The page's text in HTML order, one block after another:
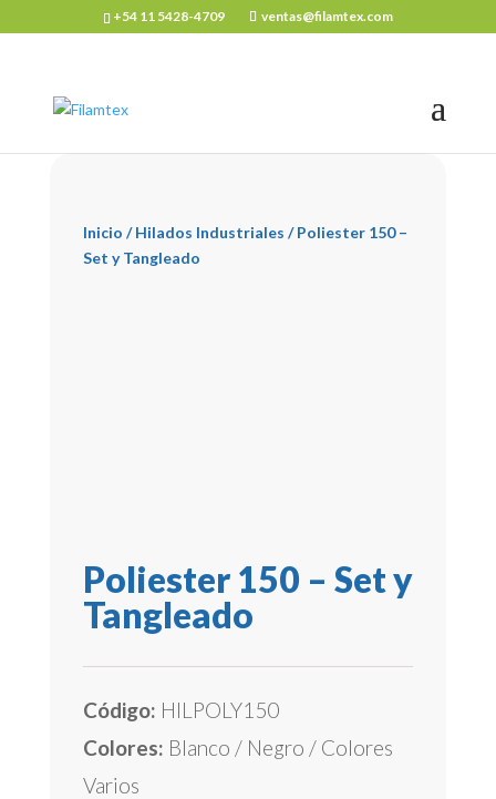
+54 11 5428-4709 ventas@filamtex.com
Inicio /Hilados Industriales / Poliester 150 –
Set y Tangleado
Poliester 150 – Set y
Tangleado
Código: HILPOLY150
Colores: Blanco / Negro / Colores
Varios